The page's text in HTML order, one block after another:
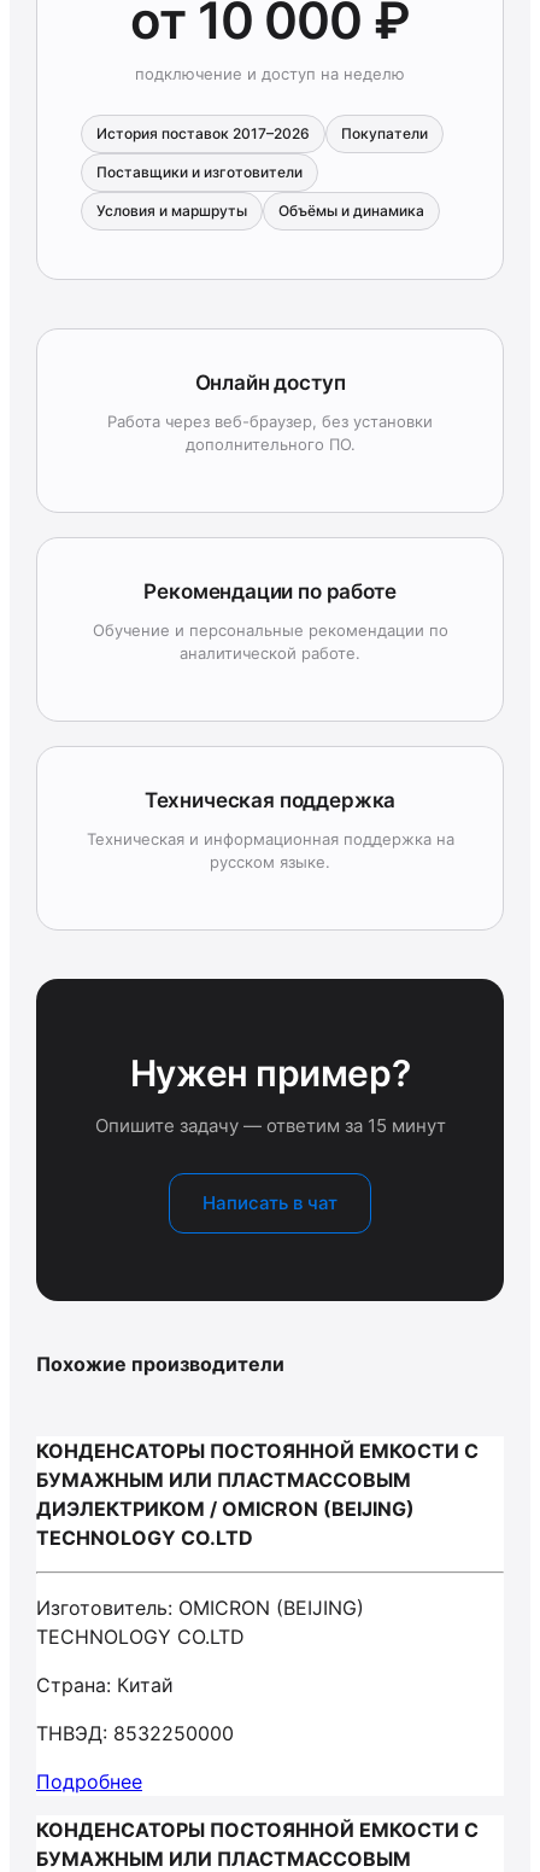
от 10 000 ₽
подключение и доступ на неделю
История поставок 2017–2026 Покупатели
Поставщики и изготовители
Условия и маршруты Объёмы и динамика
Онлайн доступ
Работа через веб-браузер, без установки
дополнительного ПО.
Рекомендации по работе
Обучение и персональные рекомендации по
аналитической работе.
Техническая поддержка
Техническая и информационная поддержка на
русском языке.
Нужен пример?
Опишите задачу — ответим за 15 минут
Написать в чат
Похожие производители
КОНДЕНСАТОРЫ ПОСТОЯННОЙ ЕМКОСТИ С
БУМАЖНЫМ ИЛИ ПЛАСТМАССОВЫМ
ДИЭЛЕКТРИКОМ / OMICRON (BEIJING)
TECHNOLOGY CO.LTD
Изготовитель: OMICRON (BEIJING)
TECHNOLOGY CO.LTD
Страна: Китай
ТНВЭД: 8532250000
Подробнее
КОНДЕНСАТОРЫ ПОСТОЯННОЙ ЕМКОСТИ С
БУМАЖНЫМ ИЛИ ПЛАСТМАССОВЫМ